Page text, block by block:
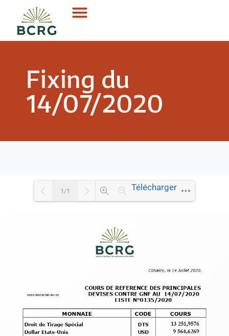
Fixing du
14/07/2020
1/1 Télécharger